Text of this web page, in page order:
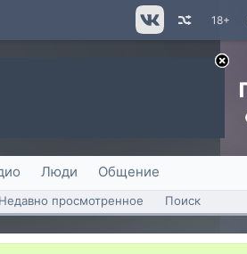
18+
Люди Общение
Недавно просмотренное Поиск